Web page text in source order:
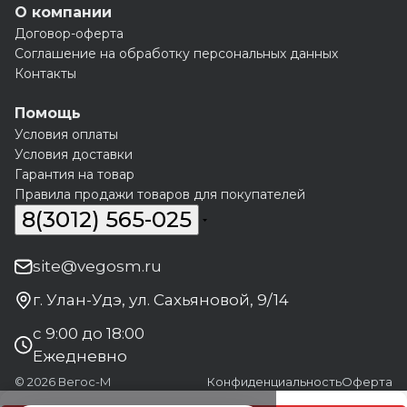
О компании
Договор-оферта
Соглашение на обработку персональных данных
Контакты
Помощь
Условия оплаты
Условия доставки
Гарантия на товар
Правила продажи товаров для покупателей
8(3012) 565-025
site@vegosm.ru
г. Улан-Удэ, ул. Сахьяновой, 9/14
с 9:00 до 18:00
Ежедневно
© 2026 Вегос-М КонфиденциальностьОферта